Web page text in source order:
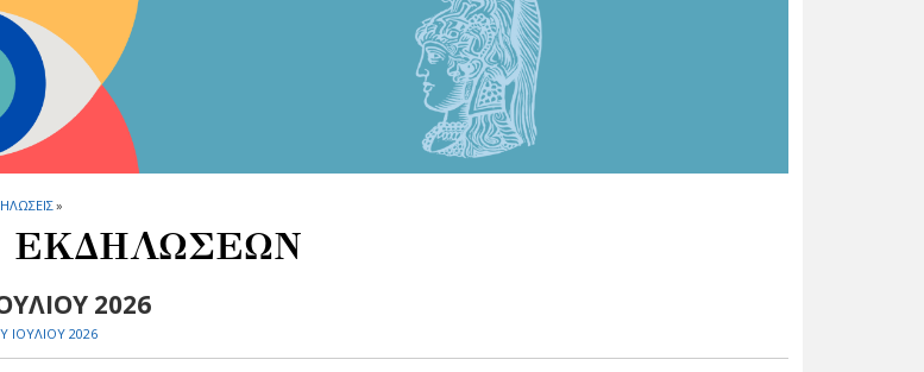
»
ΕΚΔΗΛΩΣΕΩΝ
2026
ΙΟΥΛΙΟΥ 2026